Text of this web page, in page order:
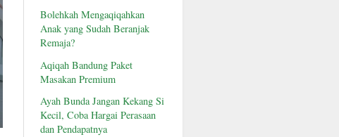
Bolehkah Mengaqiqahkan
Anak yang Sudah Beranjak
Remaja?
Aqiqah Bandung Paket
Masakan Premium
Ayah Bunda Jangan Kekang Si
Kecil, Coba Hargai Perasaan
dan Pendapatnya